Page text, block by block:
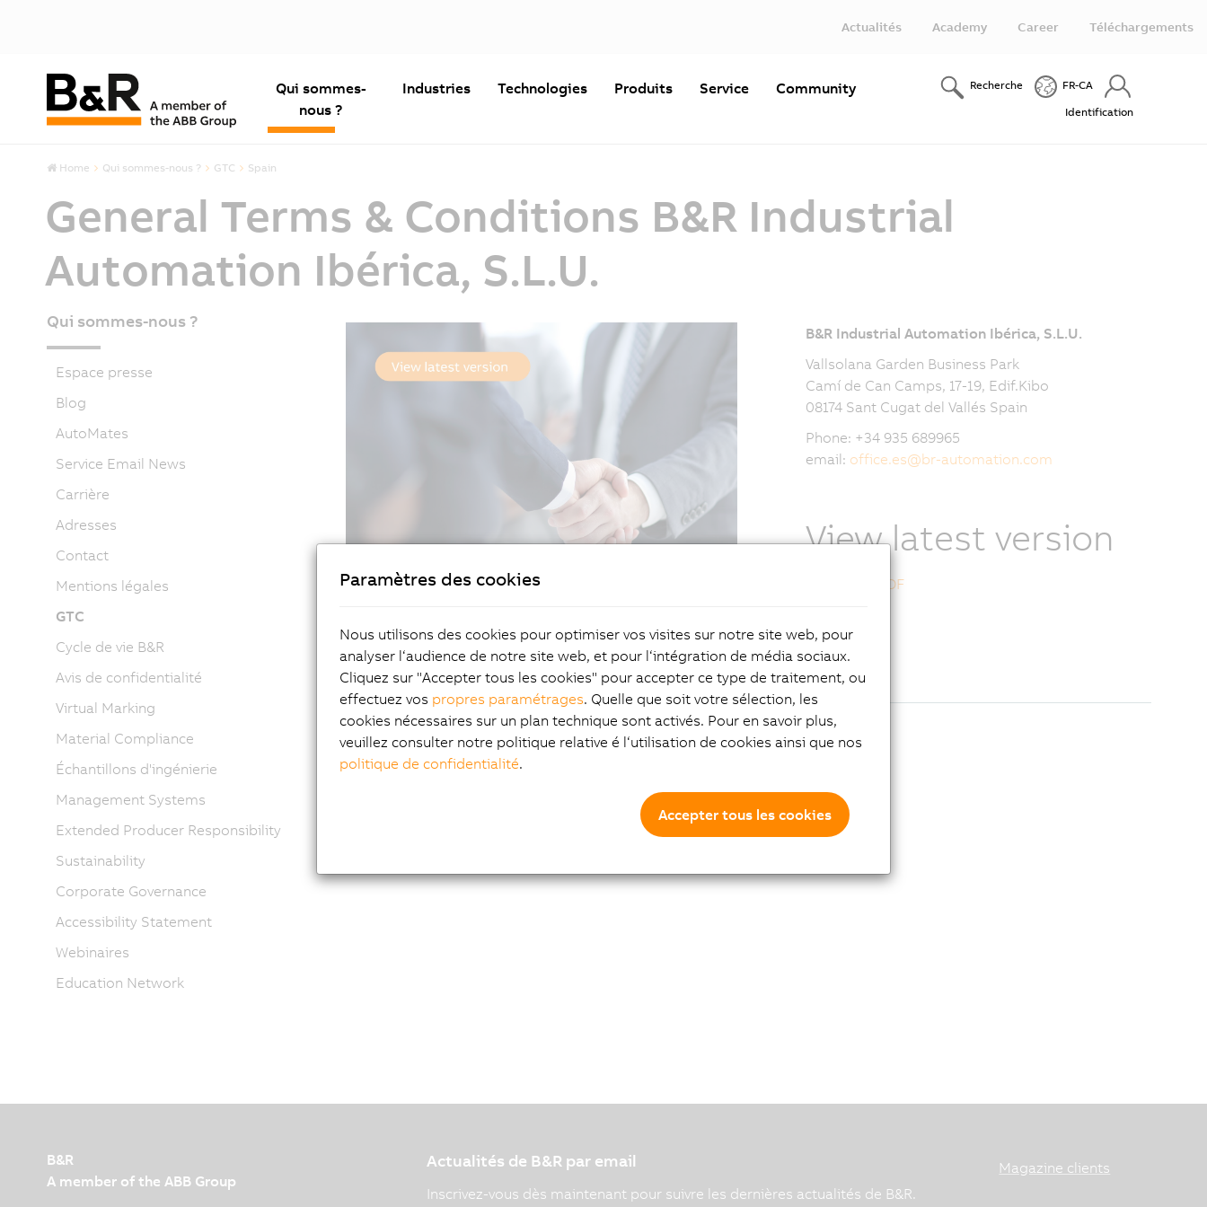
Actualités Academy Career Téléchargements
Qui sommes-
nous ?
Industries Technologies Produits Service Community Recherche FR-CA
Identification
Home Qui sommes-nous ? GTC Spain
General Terms & Conditions B&R Industrial
Automation Ibérica, S.L.U.
B&R Industrial Automation Ibérica, S.L.U.
Vallsolana Garden Business Park
Camí de Can Camps, 17-19, Edif.Kibo
08174 Sant Cugat del Vallés Spain
Phone: +34 935 689965
email: office.es@br-automation.com
View latest version
Download PDF
Qui sommes-nous ?
Espace presse
Blog
AutoMates
Service Email News
Carrière
Adresses
Contact
Mentions légales
GTC
Cycle de vie B&R
Avis de confidentialité
Virtual Marking
Material Compliance
Échantillons d'ingénierie
Management Systems
Extended Producer Responsibility
Sustainability
Corporate Governance
Accessibility Statement
Webinaires
Education Network
B&R
A member of the ABB Group
Actualités de B&R par email
Inscrivez-vous dès maintenant pour suivre les dernières actualités de B&R.
Magazine clients
Paramètres des cookies
Nous utilisons des cookies pour optimiser vos visites sur notre site web, pour
analyser l‘audience de notre site web, et pour l‘intégration de média sociaux.
Cliquez sur "Accepter tous les cookies" pour accepter ce type de traitement, ou
effectuez vos propres paramétrages. Quelle que soit votre sélection, les
cookies nécessaires sur un plan technique sont activés. Pour en savoir plus,
veuillez consulter notre politique relative é l‘utilisation de cookies ainsi que nos
politique de confidentialité.
Accepter tous les cookies